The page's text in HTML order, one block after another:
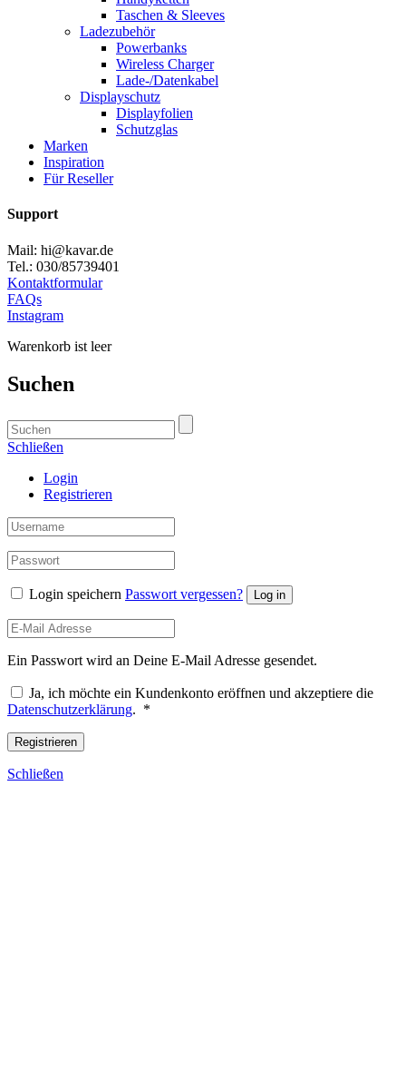
Taschen & Sleeves
Ladezubehör
Powerbanks
Wireless Charger
Lade-/Datenkabel
Displayschutz
Displayfolien
Schutzglas
Marken
Inspiration
Für Reseller
Support
Mail: hi@kavar.de
Tel.: 030/85739401
Kontaktformular
FAQs
Instagram
Warenkorb ist leer
Suchen
Schließen
Login
Registrieren
Login speichern Passwort vergessen? Log in
Ein Passwort wird an Deine E-Mail Adresse gesendet.
Ja, ich möchte ein Kundenkonto eröffnen und akzeptiere die
Datenschutzerklärung. *
Registrieren
Schließen